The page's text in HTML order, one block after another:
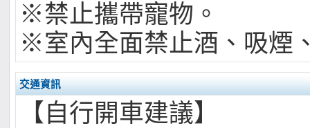
※禁止攜帶寵物。
※室內全面禁止酒、吸煙
交通資訊
【自行開車建議】